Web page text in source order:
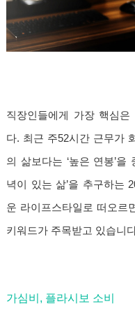
직장인들에게 가장 핵심은
다. 최근 주52시간 근무가
의 삶보다는 ‘높은 연봉’을
녁이 있는 삶’을 추구하는
운 라이프스타일로 떠오르
키워드가 주목받고 있습니
가심비, 플라시보 소비